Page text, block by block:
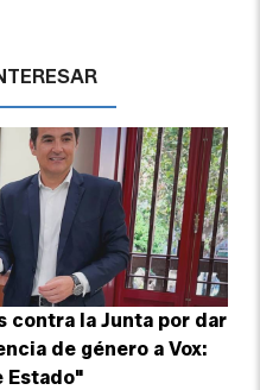
contra la Junta por dar
de género a Vox:
Estado"